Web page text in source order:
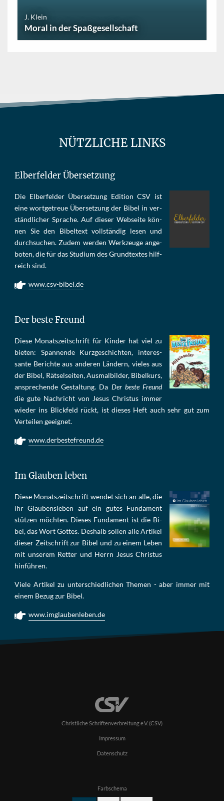
J. Klein
Moral in der Spaßgesellschaft
NÜTZLICHE LINKS
Elberfelder Übersetzung
Die Elber­fel­der Über­set­zung Edi­tion CSV ist
eine wort­ge­treue Über­set­zung der Bi­bel in ver­
ständ­li­cher Spra­che. Auf die­ser Web­sei­te kön­
nen Sie den Bi­bel­text voll­stän­dig le­sen und
durch­su­chen. Zu­dem wer­den Werk­zeu­ge an­ge­
bo­ten, die für das Stu­di­um des Grund­tex­tes hilf­
reich sind.
www.csv-bibel.de
Der beste Freund
Die­se Mo­nats­zeit­schrift für Kin­der hat viel zu
bie­ten: Span­nen­de Kurz­ge­schich­ten, in­te­res­
san­te Be­rich­te aus an­de­ren Län­dern, vie­les aus
der Bi­bel, Rät­sel­sei­ten, Aus­mal­bil­der, Bi­bel­kurs,
an­sprech­ende Ge­stal­tung. Da Der beste Freund
die gu­te Nach­richt von Je­sus Chris­tus im­mer
wie­der ins Blick­feld rückt, ist die­ses Heft auch sehr gut zum
Ver­tei­len ge­eig­net.
www.derbestefreund.de
Im Glauben leben
Die­se Mo­nats­zeit­schrift wen­det sich an alle, die
ihr Glau­bens­le­ben auf ein gu­tes Fun­da­ment
stüt­zen möch­ten. Die­ses Fun­da­ment ist die Bi­
bel, das Wort Got­tes. Des­halb sol­len al­le Ar­ti­kel
die­ser Zeit­schrift zur Bi­bel und zu ei­nem Le­ben
mit un­se­rem Ret­ter und Herrn Je­sus Chris­tus
hin­füh­ren.
Viele Artikel zu unterschiedlichen Themen - aber immer mit
einem Bezug zur Bibel.
www.imglaubenleben.de
Christliche Schriftenverbreitung e.V. (CSV)
Impressum
Datenschutz
Farbschema